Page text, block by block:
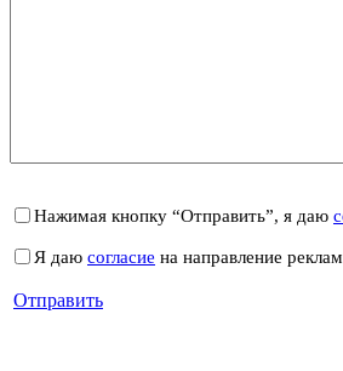
Нажимая кнопку “Отправить”, я даю
Я даю согласие на направление
Отправить